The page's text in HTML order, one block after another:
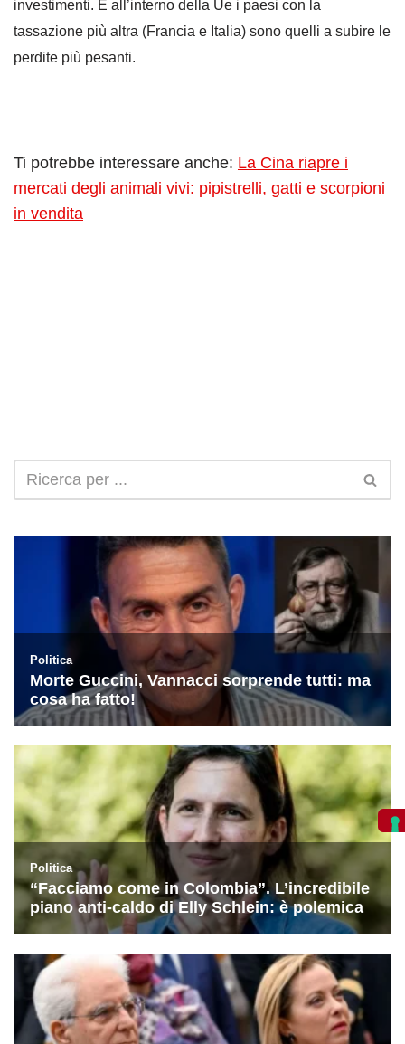
investimenti. E all’interno della Ue i paesi con la
tassazione più altra (Francia e Italia) sono quelli a subire le
perdite più pesanti.
Ti potrebbe interessare anche: La Cina riapre i
mercati degli animali vivi: pipistrelli, gatti e scorpioni
in vendita